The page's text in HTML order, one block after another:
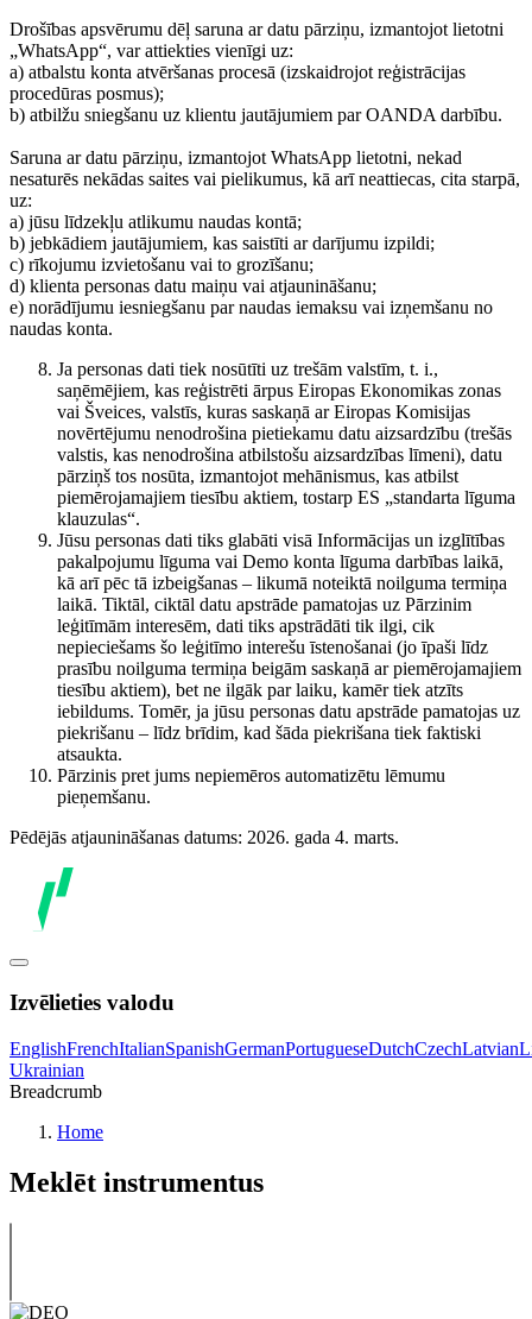
Drošības apsvērumu dēļ saruna ar datu pārziņu, izmantojot lietotni
„WhatsApp“, var attiekties vienīgi uz:
a) atbalstu konta atvēršanas procesā (izskaidrojot reģistrācijas
procedūras posmus);
b) atbilžu sniegšanu uz klientu jautājumiem par OANDA darbību.
Saruna ar datu pārziņu, izmantojot WhatsApp lietotni, nekad
nesaturēs nekādas saites vai pielikumus, kā arī neattiecas, cita starpā,
uz:
a) jūsu līdzekļu atlikumu naudas kontā;
b) jebkādiem jautājumiem, kas saistīti ar darījumu izpildi;
c) rīkojumu izvietošanu vai to grozīšanu;
d) klienta personas datu maiņu vai atjaunināšanu;
e) norādījumu iesniegšanu par naudas iemaksu vai izņemšanu no
naudas konta.
Ja personas dati tiek nosūtīti uz trešām valstīm, t. i.,
saņēmējiem, kas reģistrēti ārpus Eiropas Ekonomikas zonas
vai Šveices, valstīs, kuras saskaņā ar Eiropas Komisijas
novērtējumu nenodrošina pietiekamu datu aizsardzību (trešās
valstis, kas nenodrošina atbilstošu aizsardzības līmeni), datu
pārziņš tos nosūta, izmantojot mehānismus, kas atbilst
piemērojamajiem tiesību aktiem, tostarp ES „standarta līguma
klauzulas“.
Jūsu personas dati tiks glabāti visā Informācijas un izglītības
pakalpojumu līguma vai Demo konta līguma darbības laikā,
kā arī pēc tā izbeigšanas – likumā noteiktā noilguma termiņa
laikā. Tiktāl, ciktāl datu apstrāde pamatojas uz Pārzinim
leģitīmām interesēm, dati tiks apstrādāti tik ilgi, cik
nepieciešams šo leģitīmo interešu īstenošanai (jo īpaši līdz
prasību noilguma termiņa beigām saskaņā ar piemērojamajiem
tiesību aktiem), bet ne ilgāk par laiku, kamēr tiek atzīts
iebildums. Tomēr, ja jūsu personas datu apstrāde pamatojas uz
piekrišanu – līdz brīdim, kad šāda piekrišana tiek faktiski
atsaukta.
Pārzinis pret jums nepiemēros automatizētu lēmumu
pieņemšanu.
Pēdējās atjaunināšanas datums: 2026. gada 4. marts.
Izvēlieties valodu
EnglishFrenchItalianSpanishGermanPortugueseDutchCzechLatvian
Ukrainian
Breadcrumb
Home
Meklēt instrumentus